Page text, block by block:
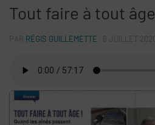
Tout faire à tout âge
RÉGIS GUILLEMETTE 6 JUILLET 2020